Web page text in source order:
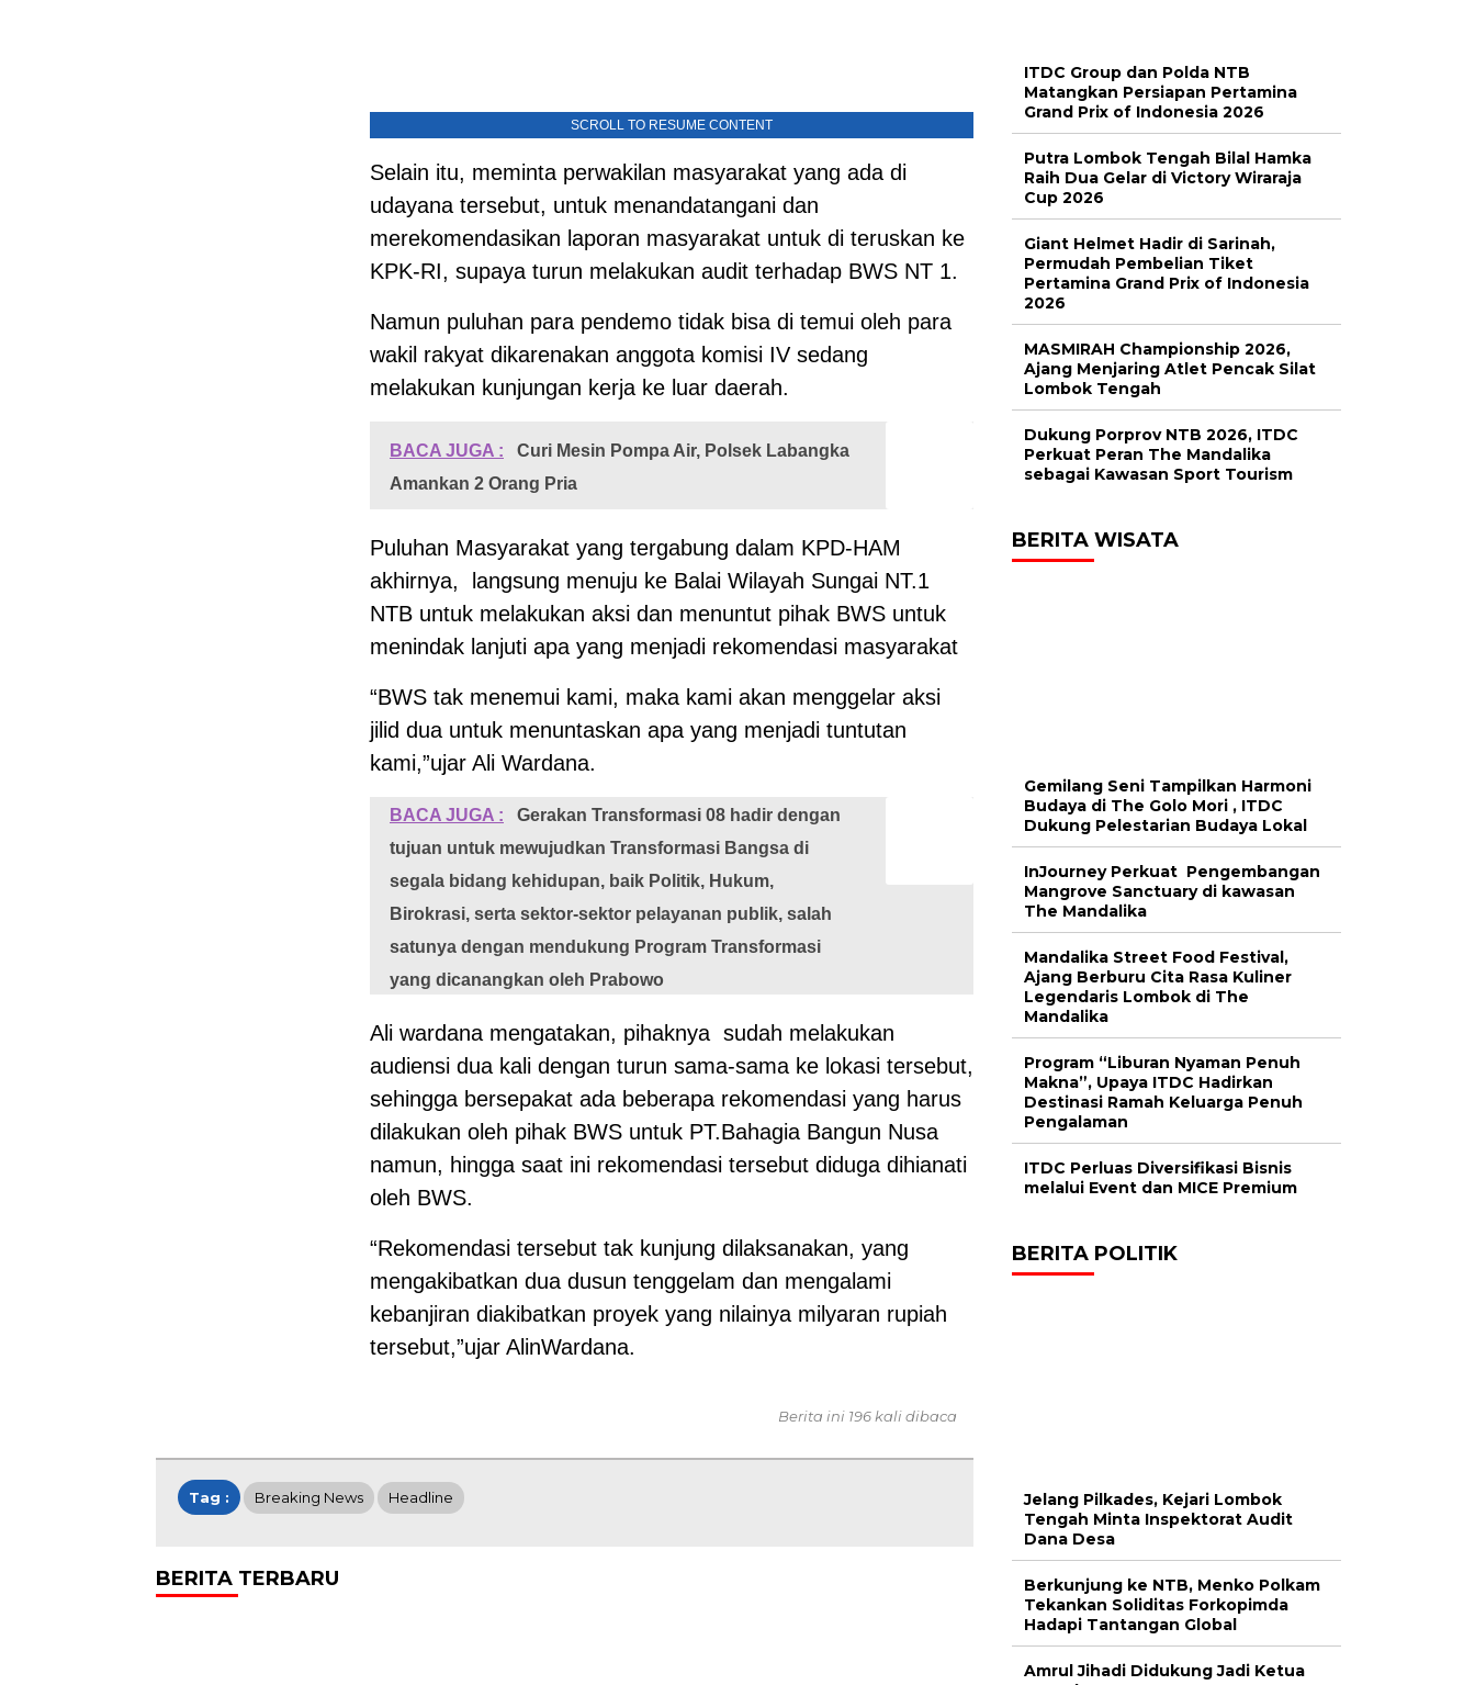
SCROLL TO RESUME CONTENT
Selain itu, meminta perwakilan masyarakat yang ada di
udayana tersebut, untuk menandatangani dan
merekomendasikan laporan masyarakat untuk di teruskan ke
KPK-RI, supaya turun melakukan audit terhadap BWS NT 1.
Namun puluhan para pendemo tidak bisa di temui oleh para
wakil rakyat dikarenakan anggota komisi IV sedang
melakukan kunjungan kerja ke luar daerah.
BACA JUGA :
Curi Mesin Pompa Air, Polsek Labangka
Amankan 2 Orang Pria
Puluhan Masyarakat yang tergabung dalam KPD-HAM
akhirnya, langsung menuju ke Balai Wilayah Sungai NT.1
NTB untuk melakukan aksi dan menuntut pihak BWS untuk
menindak lanjuti apa yang menjadi rekomendasi masyarakat
“BWS tak menemui kami, maka kami akan menggelar aksi
jilid dua untuk menuntaskan apa yang menjadi tuntutan
kami,”ujar Ali Wardana.
BACA JUGA :
Gerakan Transformasi 08 hadir dengan
tujuan untuk mewujudkan Transformasi Bangsa di
segala bidang kehidupan, baik Politik, Hukum,
Birokrasi, serta sektor-sektor pelayanan publik, salah
satunya dengan mendukung Program Transformasi
yang dicanangkan oleh Prabowo
Ali wardana mengatakan, pihaknya sudah melakukan
audiensi dua kali dengan turun sama-sama ke lokasi tersebut,
sehingga bersepakat ada beberapa rekomendasi yang harus
dilakukan oleh pihak BWS untuk PT.Bahagia Bangun Nusa
namun, hingga saat ini rekomendasi tersebut diduga dihianati
oleh BWS.
“Rekomendasi tersebut tak kunjung dilaksanakan, yang
mengakibatkan dua dusun tenggelam dan mengalami
kebanjiran diakibatkan proyek yang nilainya milyaran rupiah
tersebut,”ujar AlinWardana.
Berita ini 196 kali dibaca
Tag : Breaking News Headline
BERITA TERBARU
ITDC Group dan Polda NTB
Matangkan Persiapan Pertamina
Grand Prix of Indonesia 2026
Putra Lombok Tengah Bilal Hamka
Raih Dua Gelar di Victory Wiraraja
Cup 2026
Giant Helmet Hadir di Sarinah,
Permudah Pembelian Tiket
Pertamina Grand Prix of Indonesia
2026
MASMIRAH Championship 2026,
Ajang Menjaring Atlet Pencak Silat
Lombok Tengah
Dukung Porprov NTB 2026, ITDC
Perkuat Peran The Mandalika
sebagai Kawasan Sport Tourism
BERITA WISATA
Gemilang Seni Tampilkan Harmoni
Budaya di The Golo Mori , ITDC
Dukung Pelestarian Budaya Lokal
InJourney Perkuat Pengembangan
Mangrove Sanctuary di kawasan
The Mandalika
Mandalika Street Food Festival,
Ajang Berburu Cita Rasa Kuliner
Legendaris Lombok di The
Mandalika
Program “Liburan Nyaman Penuh
Makna”, Upaya ITDC Hadirkan
Destinasi Ramah Keluarga Penuh
Pengalaman
ITDC Perluas Diversifikasi Bisnis
melalui Event dan MICE Premium
BERITA POLITIK
Jelang Pilkades, Kejari Lombok
Tengah Minta Inspektorat Audit
Dana Desa
Berkunjung ke NTB, Menko Polkam
Tekankan Soliditas Forkopimda
Hadapi Tantangan Global
Amrul Jihadi Didukung Jadi Ketua